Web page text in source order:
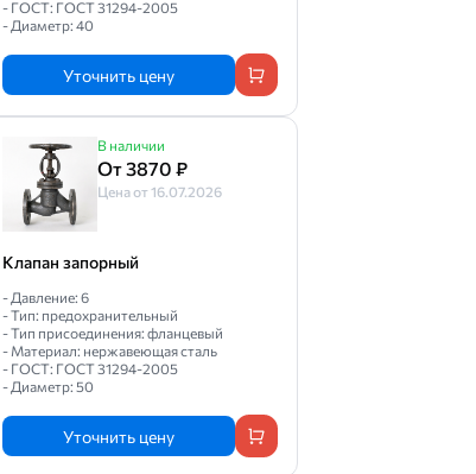
- ГОСТ: ГОСТ 31294-2005
- Диаметр: 40
Уточнить цену
В наличии
От 3870 ₽
Цена от 16.07.2026
Клапан запорный
- Давление: 6
- Тип: предохранительный
- Тип присоединения: фланцевый
- Материал: нержавеющая сталь
- ГОСТ: ГОСТ 31294-2005
- Диаметр: 50
Уточнить цену